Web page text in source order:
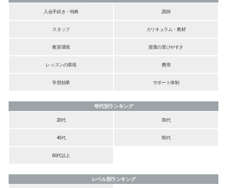
入会手続き・特典
講師
スタッフ カリキュラム・教材
教室環境 授業の受けやすさ
レッスンの環境 費用
学習効果 サポート体制
年代別ランキング
20代
30代
40代 50代
60代以上
レベル別ランキング